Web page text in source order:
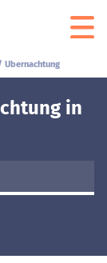
Ubernachtung
in